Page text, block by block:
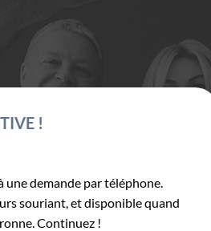
!
une demande par téléphone.
souriant, et disponible quand
Continuez !